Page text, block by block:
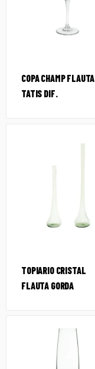
COPA CHAMP FLAUTA
TATIS DIF.
TOPIARIO CRISTAL
FLAUTA GORDA